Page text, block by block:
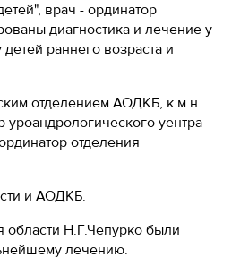
врач - ординатор
диагностика и лечение у
раннего возраста и
отделением АОДКБ, к.м.н.
уентра
отделения
и АОДКБ.
области Н.Г.Чепурко были
лечению.